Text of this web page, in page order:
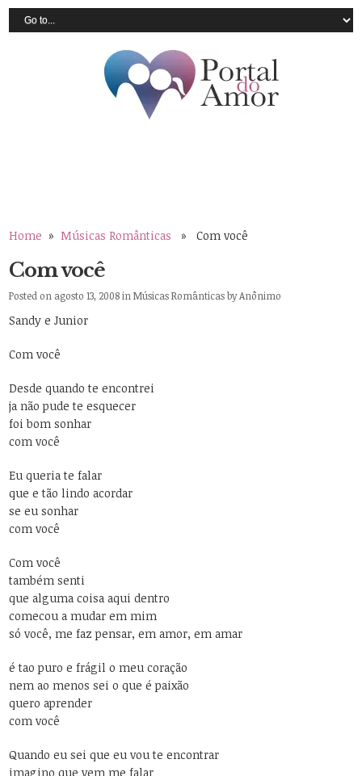
Home » Músicas Românticas » Com você
Com você
Posted on agosto 13, 2008 inMúsicas RomânticasbyAnônimo
Sandy e Junior
Com você
Desde quando te encontrei
ja não pude te esquecer
foi bom sonhar
com você
Eu queria te falar
que e tão lindo acordar
se eu sonhar
com você
Com você
também senti
que alguma coisa aqui dentro
comecou a mudar em mim
só você, me faz pensar, em amor, em amar
é tao puro e frágil o meu coração
nem ao menos sei o que é paixão
quero aprender
com você
Quando eu sei que eu vou te encontrar
imagino que vem me falar